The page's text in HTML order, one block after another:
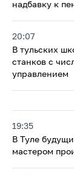
надбавку к
20:07
В тульских
станков с
управлением
19:35
В Туле
мастером